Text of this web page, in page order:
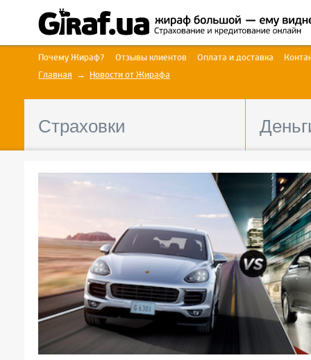
Почему Жираф? Отзывы клиентов Оплата и доставка
Главная
Новости от Жирафа
Страховки